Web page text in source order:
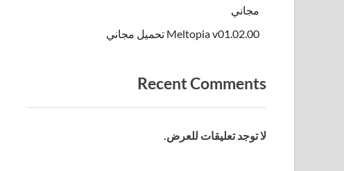
مجاني
Meltopia v01.02.00 تحميل مجاني
Recent Comments
لا توجد تعليقات للعرض.